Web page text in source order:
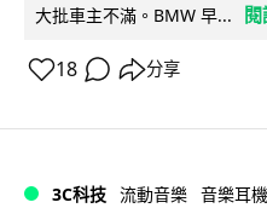
大批車主不滿。BMW 早...
18 分享
3C科技 流動音樂 音樂耳機